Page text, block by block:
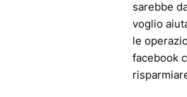
sarebbe
voglio
le
facebook